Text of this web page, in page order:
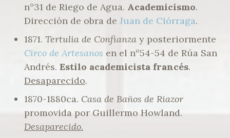
n°31 de Riego de Agua. Academicismo.
Dirección de obra de Juan de Ciórraga.
1871. Tertulia de Confianza y posteriormente
Circo de Artesanos en el nº54-54 de Rúa San
Andrés. Estilo academicista francés.
Desaparecido.
1870-1880ca. Casa de Baños de Riazor
promovida por Guillermo Howland.
Desaparecido.